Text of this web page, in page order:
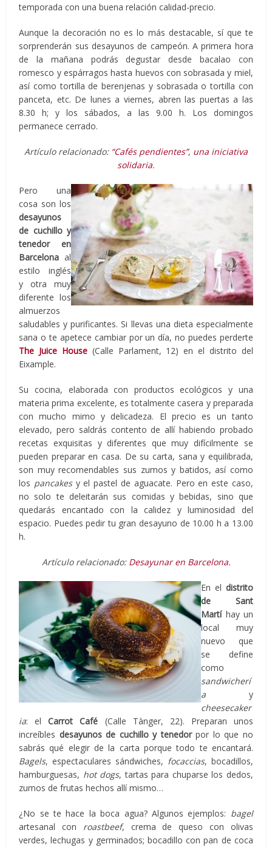
temporada con una buena relación calidad-precio.
Aunque la decoración no es lo más destacable, sí que te
sorprenderán sus desayunos de campeón. A primera hora
de la mañana podrás degustar desde bacalao con
romesco y espárragos hasta huevos con sobrasada y miel,
así como tortilla de berenjenas y sobrasada o tortilla con
panceta, etc. De lunes a viernes, abren las puertas a las
8.30 h; y los sábados, a las 9.00 h. Los domingos
permanece cerrado.
Artículo relacionado: “Cafés pendientes”, una iniciativa
solidaria.
Pero una
cosa son los
desayunos
de cuchillo y
tenedor en
Barcelona al
estilo inglés
y otra muy
diferente los
almuerzos
saludables y purificantes. Si llevas una dieta especialmente
sana o te apetece cambiar por un día, no puedes perderte
The Juice House(Calle Parlament, 12) en el distrito del
Eixample.
Su cocina, elaborada con productos ecológicos y una
materia prima excelente, es totalmente casera y preparada
con mucho mimo y delicadeza. El precio es un tanto
elevado, pero saldrás contento de allí habiendo probado
recetas exquisitas y diferentes que muy difícilmente se
pueden preparar en casa. De su carta, sana y equilibrada,
son muy recomendables sus zumos y batidos, así como
los pancakesy el pastel de aguacate. Pero en este caso,
no solo te deleitarán sus comidas y bebidas, sino que
quedarás encantado con la calidez y luminosidad del
espacio. Puedes pedir tu gran desayuno de 10.00 h a 13.00
h.
Artículo relacionado: Desayunar en Barcelona.
En el distrito
de Sant
Martíhay un
local muy
nuevo que
se define
como
sandwicherí
a y
cheesecaker
ia: elCarrot Café (Calle Tànger, 22). Preparan unos
increíbles desayunos de cuchillo y tenedorpor lo que no
sabrás qué elegir de la carta porque todo te encantará.
Bagels, espectaculares sándwiches, focaccias, bocadillos,
hamburguesas, hot dogs, tartas para chuparse los dedos,
zumos de frutas hechos allí mismo…
¿No se te hace la boca agua? Algunos ejemplos: bagel
artesanal con roastbeef, crema de queso con olivas
verdes, lechugas y germinados; bocadillo con pan de coca